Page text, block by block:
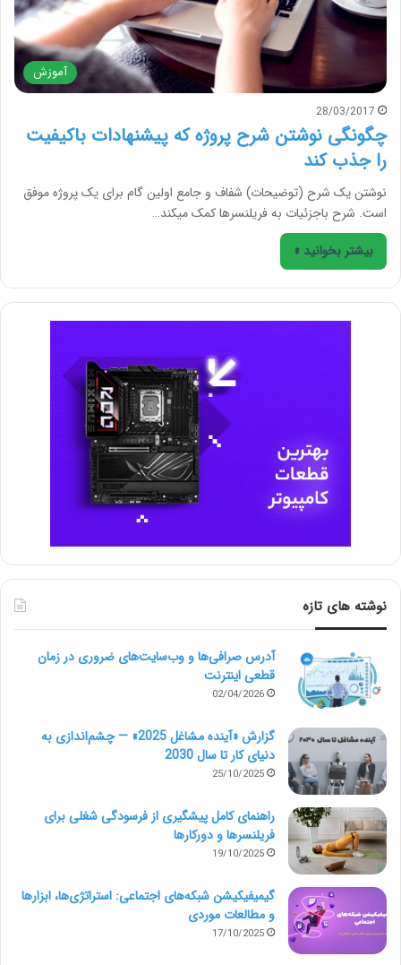
آموزش
28/03/2017
چگونگی نوشتن شرح پروژه که پیشنهادات باکیفیت
را جذب کند
نوشتن یک شرح (توضیحات) شفاف و جامع اولین گام برای یک پروژه موفق
است. شرح باجزئیات به فریلنسرها کمک می­کند…
بیشتر بخوانید »
نوشته های تازه
آدرس صرافی‌ها و وب‌سایت‌های ضروری در زمان
قطعی اینترنت
02/04/2026
گزارش «آینده مشاغل 2025» — چشم‌اندازی به
دنیای کار تا سال 2030
25/10/2025
راهنمای کامل پیشگیری از فرسودگی شغلی برای
فریلنسرها و دورکارها
19/10/2025
گیمیفیکیشن شبکه‌های اجتماعی: استراتژی‌ها، ابزارها
و مطالعات موردی
17/10/2025